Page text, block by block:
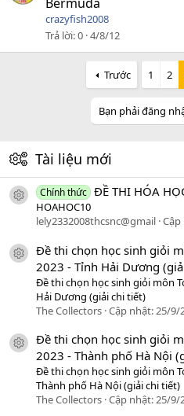
crazyfish2008
Trả lời 0 4/8/12
Trước 1 2
Bạn phải đăng
Tài liệu mới
icon tài liệu
Chính thức ĐỀ THI HÓA
HOAHOC10
lely2332008thcsnc@gmail
icon tài liệu
Đề thi chọn học sinh giỏi
2023 - Tỉnh Hải Dương
Đề thi chọn học sinh giỏi môn
Hải Dương (giải chi tiết)
The Collectors Cập nhật:25/9/
icon tài liệu
Đề thi chọn học sinh giỏi
2023 - Thành phố Hà Nội
Đề thi chọn học sinh giỏi môn
Thành phố Hà Nội (giải chi tiết)
The Collectors Cập nhật:25/9/